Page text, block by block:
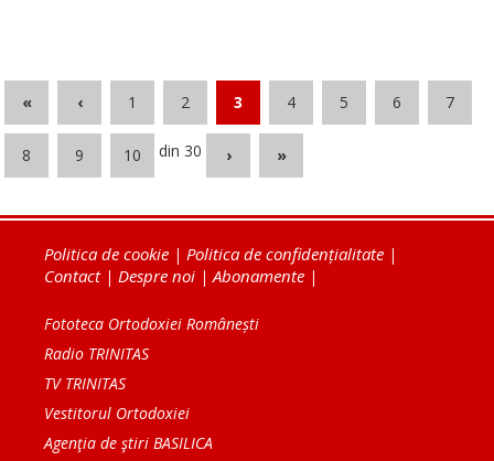
« ‹ 1 2 3 4 5 6 7
8 9 10 din 30 › »
Politica de cookie | Politica de confidențialitate |
Contact| Despre noi |Abonamente |
Fototeca Ortodoxiei Românești
Radio TRINITAS
TV TRINITAS
Vestitorul Ortodoxiei
Agenţia de ştiri BASILICA